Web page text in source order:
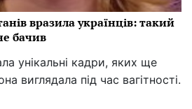
вразила українців: такий
бачив
унікальні кадри, яких ще
виглядала під час вагітності.